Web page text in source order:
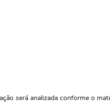
será analizada conforme o